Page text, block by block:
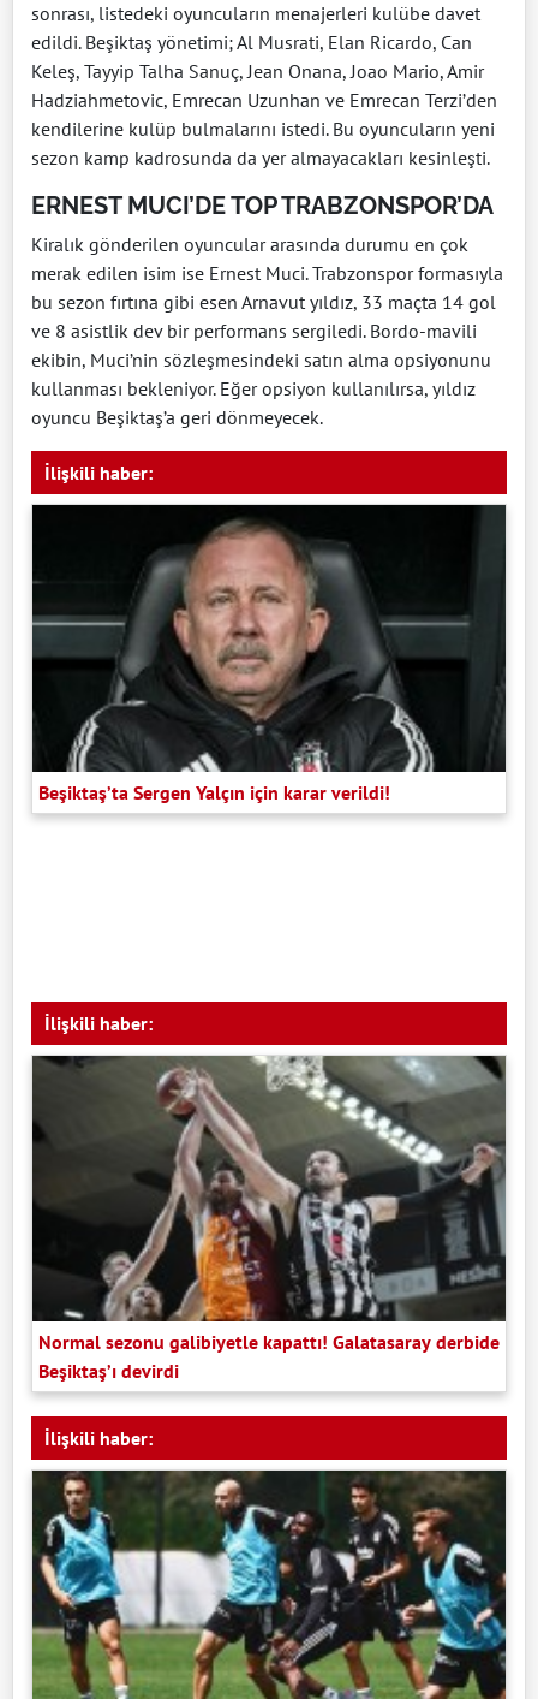
sonrası, listedeki oyuncuların menajerleri kulübe davet
edildi. Beşiktaş yönetimi; Al Musrati, Elan Ricardo, Can
Keleş, Tayyip Talha Sanuç, Jean Onana, Joao Mario, Amir
Hadziahmetovic, Emrecan Uzunhan ve Emrecan Terzi’den
kendilerine kulüp bulmalarını istedi. Bu oyuncuların yeni
sezon kamp kadrosunda da yer almayacakları kesinleşti.
ERNEST MUCI’DE TOP TRABZONSPOR’DA
Kiralık gönderilen oyuncular arasında durumu en çok
merak edilen isim ise Ernest Muci. Trabzonspor formasıyla
bu sezon fırtına gibi esen Arnavut yıldız, 33 maçta 14 gol
ve 8 asistlik dev bir performans sergiledi. Bordo-mavili
ekibin, Muci’nin sözleşmesindeki satın alma opsiyonunu
kullanması bekleniyor. Eğer opsiyon kullanılırsa, yıldız
oyuncu Beşiktaş’a geri dönmeyecek.
İlişkili haber:
Beşiktaş’ta Sergen Yalçın için karar verildi!
İlişkili haber:
Normal sezonu galibiyetle kapattı! Galatasaray derbide
Beşiktaş’ı devirdi
İlişkili haber: